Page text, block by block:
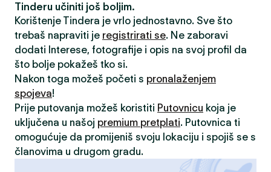
Tinderu učiniti još boljim.
Korištenje Tindera je vrlo jednostavno. Sve što
trebaš napraviti je registrirati se. Ne zaboravi
dodati Interese, fotografije i opis na svoj profil da
što bolje pokažeš tko si.
Nakon toga možeš početi s pronalaženjem
spojeva!
Prije putovanja možeš koristiti Putovnicu koja je
uključena u našoj premium pretplati. Putovnica ti
omogućuje da promijeniš svoju lokaciju i spojiš se s
članovima u drugom gradu.